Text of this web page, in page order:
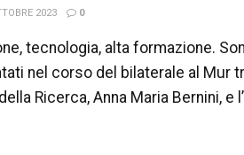
2023 0
tecnologia, alta formazione.
nel corso del bilaterale al Mur
Ricerca, Anna Maria Bernini, e